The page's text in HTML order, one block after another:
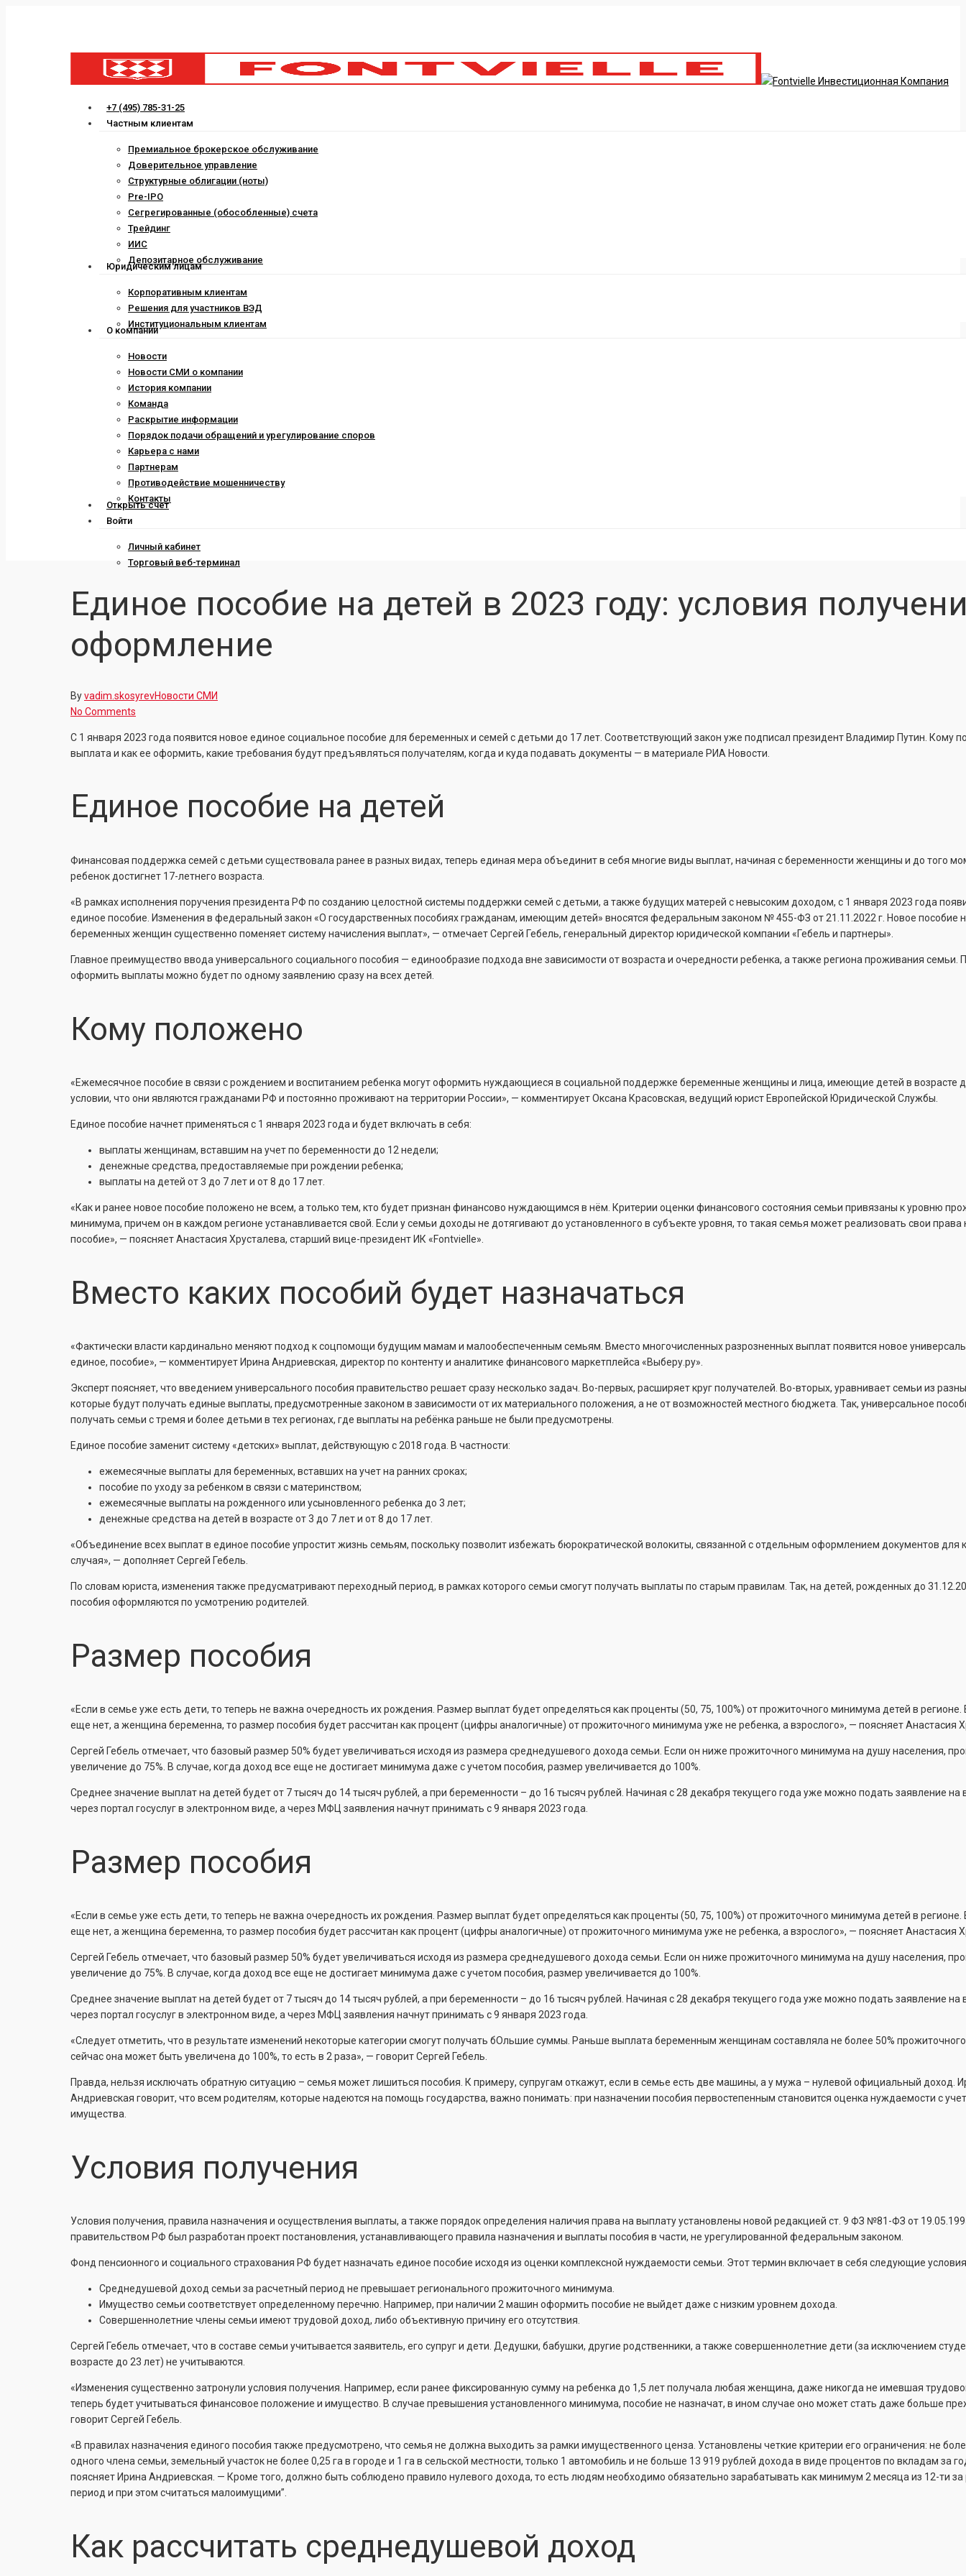
Menu
+7 (495) 785-31-25
Частным клиентам
Премиальное брокерское обслуживание
Доверительное управление
Структурные облигации (ноты)
Pre-IPO
Сегрегированные (обособленные) счета
Трейдинг
ИИС
Депозитарное обслуживание
Юридическим лицам
Корпоративным клиентам
Решения для участников ВЭД
Институциональным клиентам
О компании
Новости
Новости СМИ о компании
История компании
Команда
Раскрытие информации
Порядок подачи обращений и урегулирование споров
Карьера с нами
Партнерам
Противодействие мошенничеству
Контакты
Открыть счет
Войти
Личный кабинет
Торговый веб-терминал
Единое пособие на детей в 2023 году: условия
оформление
Byvadim.skosyrevНовости СМИ
No Comments
С 1 января 2023 года появится новое единое социальное пособие для беременных и семей с детьми до 17 лет. Соответствующий закон уже подписал президент Владимир Путин. Кому
выплата и как ее оформить, какие требования будут предъявляться получателям, когда и куда подавать документы — в материале РИА Новости.
Единое пособие на детей
Финансовая поддержка семей с детьми существовала ранее в разных видах, теперь единая мера объединит в себя многие виды выплат, начиная с беременности женщины и до того
ребенок достигнет 17-летнего возраста.
«В рамках исполнения поручения президента РФ по созданию целостной системы поддержки семей с детьми, а также будущих матерей с невысоким доходом, с 1 января 2023 года
единое пособие. Изменения в федеральный закон «О государственных пособиях гражданам, имеющим детей» вносятся федеральным законом № 455-ФЗ от 21.11.2022 г. Новое пособие
беременных женщин существенно поменяет систему начисления выплат», — отмечает Сергей Гебель, генеральный директор юридической компании «Гебель и партнеры».
Главное преимущество ввода универсального социального пособия — единообразие подхода вне зависимости от возраста и очередности ребенка, а также региона проживания семьи.
оформить выплаты можно будет по одному заявлению сразу на всех детей.
Кому положено
«Ежемесячное пособие в связи с рождением и воспитанием ребенка могут оформить нуждающиеся в социальной поддержке беременные женщины и лица, имеющие детей в возрасте
условии, что они являются гражданами РФ и постоянно проживают на территории России», — комментирует Оксана Красовская, ведущий юрист Европейской Юридической Службы.
Единое пособие начнет применяться с 1 января 2023 года и будет включать в себя:
выплаты женщинам, вставшим на учет по беременности до 12 недели;
денежные средства, предоставляемые при рождении ребенка;
выплаты на детей от 3 до 7 лет и от 8 до 17 лет.
«Как и ранее новое пособие положено не всем, а только тем, кто будет признан финансово нуждающимся в нём. Критерии оценки финансового состояния семьи привязаны к уровню
минимума, причем он в каждом регионе устанавливается свой. Если у семьи доходы не дотягивают до установленного в субъекте уровня, то такая семья может реализовать свои права
пособие», — поясняет Анастасия Хрусталева, старший вице-президент ИК «Fontvielle».
Вместо каких пособий будет назначаться
«Фактически власти кардинально меняют подход к соцпомощи будущим мамам и малообеспеченным семьям. Вместо многочисленных разрозненных выплат появится новое
единое, пособие», — комментирует Ирина Андриевская, директор по контенту и аналитике финансового маркетплейса «Выберу.ру».
Эксперт поясняет, что введением универсального пособия правительство решает сразу несколько задач. Во-первых, расширяет круг получателей. Во-вторых, уравнивает семьи из
которые будут получать единые выплаты, предусмотренные законом в зависимости от их материального положения, а не от возможностей местного бюджета. Так, универсальное
получать семьи с тремя и более детьми в тех регионах, где выплаты на ребёнка раньше не были предусмотрены.
Единое пособие заменит систему «детских» выплат, действующую с 2018 года. В частности:
ежемесячные выплаты для беременных, вставших на учет на ранних сроках;
пособие по уходу за ребенком в связи с материнством;
ежемесячные выплаты на рожденного или усыновленного ребенка до 3 лет;
денежные средства на детей в возрасте от 3 до 7 лет и от 8 до 17 лет.
«Объединение всех выплат в единое пособие упростит жизнь семьям, поскольку позволит избежать бюрократической волокиты, связанной с отдельным оформлением документов для
случая», — дополняет Сергей Гебель.
По словам юриста, изменения также предусматривают переходный период, в рамках которого семьи смогут получать выплаты по старым правилам. Так, на детей, рожденных до
пособия оформляются по усмотрению родителей.
Размер пособия
«Если в семье уже есть дети, то теперь не важна очередность их рождения. Размер выплат будет определяться как проценты (50, 75, 100%) от прожиточного минимума детей в регионе.
еще нет, а женщина беременна, то размер пособия будет рассчитан как процент (цифры аналогичные) от прожиточного минимума уже не ребенка, а взрослого», — поясняет Анастасия
Сергей Гебель отмечает, что базовый размер 50% будет увеличиваться исходя из размера среднедушевого дохода семьи. Если он ниже прожиточного минимума на душу населения,
увеличение до 75%. В случае, когда доход все еще не достигает минимума даже с учетом пособия, размер увеличивается до 100%.
Среднее значение выплат на детей будет от 7 тысяч до 14 тысяч рублей, а при беременности – до 16 тысяч рублей. Начиная с 28 декабря текущего года уже можно подать заявление на
через портал госуслуг в электронном виде, а через МФЦ заявления начнут принимать с 9 января 2023 года.
Размер пособия
«Если в семье уже есть дети, то теперь не важна очередность их рождения. Размер выплат будет определяться как проценты (50, 75, 100%) от прожиточного минимума детей в регионе.
еще нет, а женщина беременна, то размер пособия будет рассчитан как процент (цифры аналогичные) от прожиточного минимума уже не ребенка, а взрослого», — поясняет Анастасия
Сергей Гебель отмечает, что базовый размер 50% будет увеличиваться исходя из размера среднедушевого дохода семьи. Если он ниже прожиточного минимума на душу населения,
увеличение до 75%. В случае, когда доход все еще не достигает минимума даже с учетом пособия, размер увеличивается до 100%.
Среднее значение выплат на детей будет от 7 тысяч до 14 тысяч рублей, а при беременности – до 16 тысяч рублей. Начиная с 28 декабря текущего года уже можно подать заявление на
через портал госуслуг в электронном виде, а через МФЦ заявления начнут принимать с 9 января 2023 года.
«Следует отметить, что в результате изменений некоторые категории смогут получать бОльшие суммы. Раньше выплата беременным женщинам составляла не более 50%
сейчас она может быть увеличена до 100%, то есть в 2 раза», — говорит Сергей Гебель.
Правда, нельзя исключать обратную ситуацию – семья может лишиться пособия. К примеру, супругам откажут, если в семье есть две машины, а у мужа – нулевой официальный доход.
Андриевская говорит, что всем родителям, которые надеются на помощь государства, важно понимать: при назначении пособия первостепенным становится оценка нуждаемости с
имущества.
Условия получения
Условия получения, правила назначения и осуществления выплаты, а также порядок определения наличия права на выплату установлены новой редакцией ст. 9 ФЗ №81-ФЗ от
правительством РФ был разработан проект постановления, устанавливающего правила назначения и выплаты пособия в части, не урегулированной федеральным законом.
Фонд пенсионного и социального страхования РФ будет назначать единое пособие исходя из оценки комплексной нуждаемости семьи. Этот термин включает в себя следующие
Среднедушевой доход семьи за расчетный период не превышает регионального прожиточного минимума.
Имущество семьи соответствует определенному перечню. Например, при наличии 2 машин оформить пособие не выйдет даже с низким уровнем дохода.
Совершеннолетние члены семьи имеют трудовой доход, либо объективную причину его отсутствия.
Сергей Гебель отмечает, что в составе семьи учитывается заявитель, его супруг и дети. Дедушки, бабушки, другие родственники, а также совершеннолетние дети (за исключением
возрасте до 23 лет) не учитываются.
«Изменения существенно затронули условия получения. Например, если ранее фиксированную сумму на ребенка до 1,5 лет получала любая женщина, даже никогда не имевшая
теперь будет учитываться финансовое положение и имущество. В случае превышения установленного минимума, пособие не назначат, в ином случае оно может стать даже больше
говорит Сергей Гебель.
«В правилах назначения единого пособия также предусмотрено, что семья не должна выходить за рамки имущественного ценза. Установлены четкие критерии его ограничения: не
одного члена семьи, земельный участок не более 0,25 га в городе и 1 га в сельской местности, только 1 автомобиль и не больше 13 919 рублей дохода в виде процентов по вкладам за
поясняет Ирина Андриевская. — Кроме того, должно быть соблюдено правило нулевого дохода, то есть людям необходимо обязательно зарабатывать как минимум 2 месяца из 12-ти за
период и при этом считаться малоимущими”.
Как рассчитать среднедушевой доход